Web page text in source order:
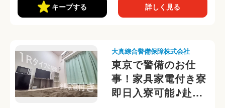
キープする 詳しく見る
大真綜合警備保障株式会社
東京で警備のお仕
事！家具家電付き寮
即日入寮可能♪赴任